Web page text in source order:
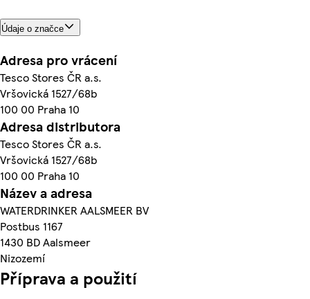
Údaje o značce
Adresa pro vrácení
Tesco Stores ČR a.s.
Vršovická 1527/68b
100 00 Praha 10
Adresa distributora
Tesco Stores ČR a.s.
Vršovická 1527/68b
100 00 Praha 10
Název a adresa
WATERDRINKER AALSMEER BV
Postbus 1167
1430 BD Aalsmeer
Nizozemí
Příprava a použití